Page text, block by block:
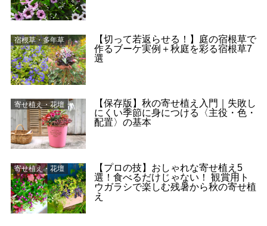
宿根草・多年草
【切って若返らせる！】庭の宿根草で
作るブーケ実例＋秋庭を彩る宿根草7
選
寄せ植え・花壇
【保存版】秋の寄せ植え入門｜失敗し
にくい季節に身につける〈主役・色・
配置〉の基本
寄せ植え・花壇
【プロの技】おしゃれな寄せ植え5
選！食べるだけじゃない！ 観賞用ト
ウガラシで楽しむ残暑から秋の寄せ植
え